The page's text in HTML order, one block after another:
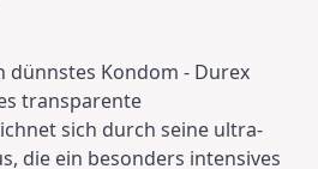
dünnstes Kondom - Durex
transparente
sich durch seine ultra-
die ein besonders intensives